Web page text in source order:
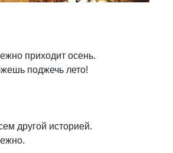
приходит осень.
поджечь лето!
другой историей.